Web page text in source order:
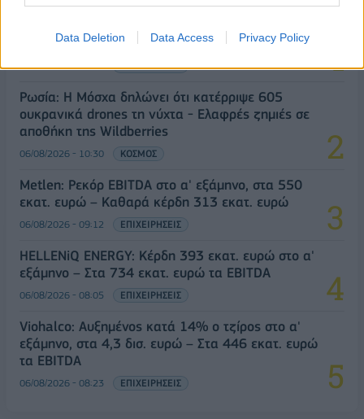
Data Deletion Data Access Privacy Policy
Β.Σ. Καρούλιας: Τζίρος 98,7 εκατ. ευρώ και
& non alcohol
06/08/2026 - 11:48 ΕΠΙΧΕΙΡΗΣΕΙΣ
Ρωσία: Η Μόσχα δηλώνει ότι κατέρριψε 605
ουκρανικά drones τη νύχτα - Ελαφρές ζημιές σε
αποθήκη της Wildberries
06/08/2026 - 10:30 ΚΟΣΜΟΣ
Metlen: Ρεκόρ EBITDA στο α' εξάμηνο, στα 550
εκατ. ευρώ – Καθαρά κέρδη 313 εκατ. ευρώ
06/08/2026 - 09:12 ΕΠΙΧΕΙΡΗΣΕΙΣ
HELLENiQ ENERGY: Κέρδη 393 εκατ. ευρώ στο α'
εξάμηνο – Στα 734 εκατ. ευρώ τα EBITDA
06/08/2026 - 08:05 ΕΠΙΧΕΙΡΗΣΕΙΣ
Viohalco: Αυξημένος κατά 14% ο τζίρος στο α'
εξάμηνο, στα 4,3 δισ. ευρώ – Στα 446 εκατ. ευρώ
τα EBITDA
06/08/2026 - 08:23 ΕΠΙΧΕΙΡΗΣΕΙΣ